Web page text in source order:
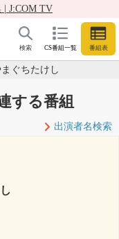
| J:COM TV
CS番組一覧 番組表
検索
ぐちたけし
する番組
出演者名検索